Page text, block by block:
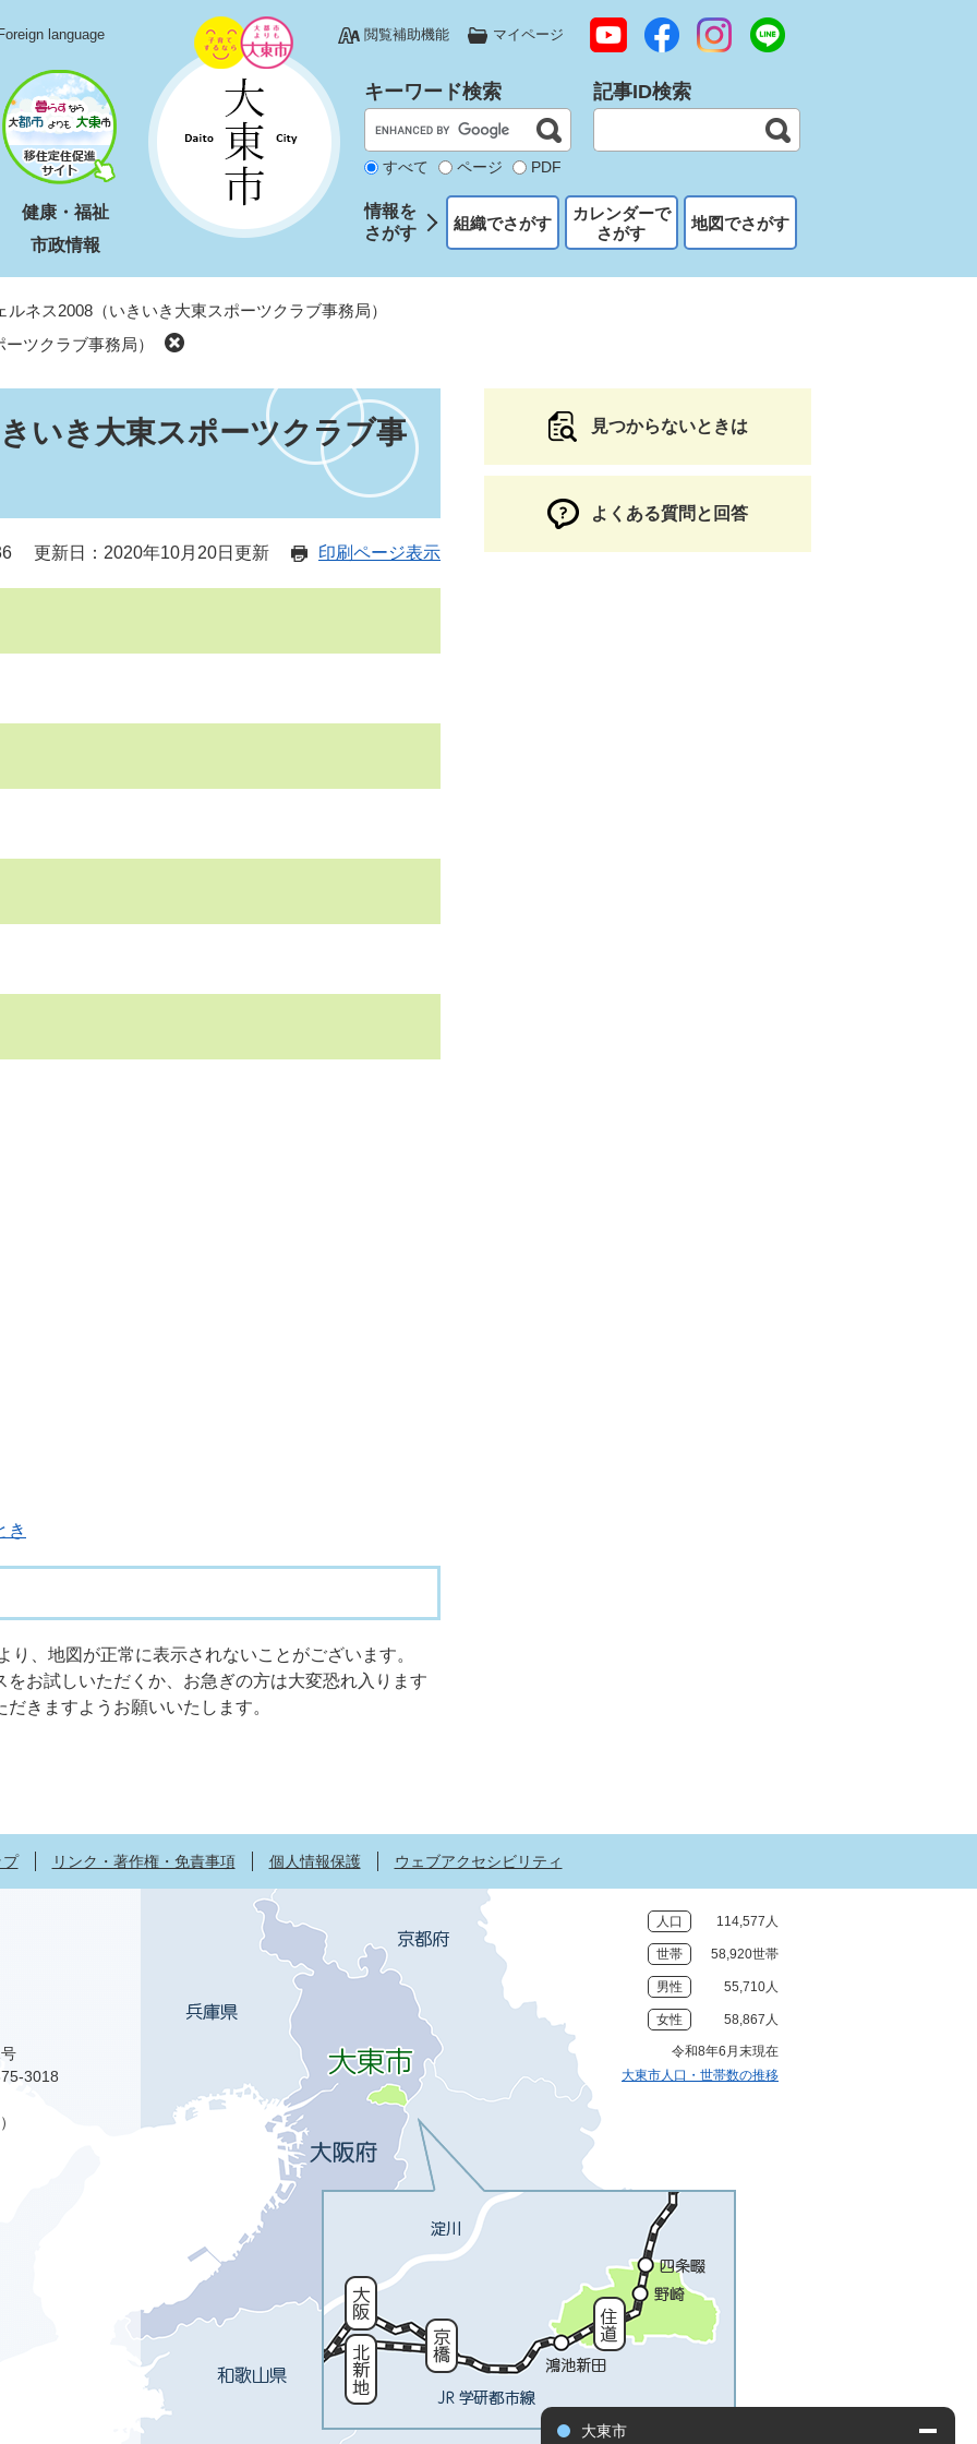
language 閲覧補助機能 マイページ
健康・福祉
市政情報
キーワード検索
すべて ページ PDF
記事ID検索
情報を
さがす
組織でさがす
カレンダーで
さがす
地図でさがす
ルネス2008（いきいき大東スポーツクラブ事務局）
ツクラブ事務局）
いき大東スポーツクラブ事
更新日：2020年10月20日更新 印刷ページ表示
き
、地図が正常に表示されないことがございます。
お試しいただくか、お急ぎの方は大変恐れ入ります
きますようお願いいたします。
見つからないときは
よくある質問と回答
リンク・著作権・免責事項 個人情報保護 ウェブアクセシビリティ
人口 114,577人
世帯 58,920世帯
男性 55,710人
女性 58,867人
令和8年6月末現在
大東市人口・世帯数の推移
3018